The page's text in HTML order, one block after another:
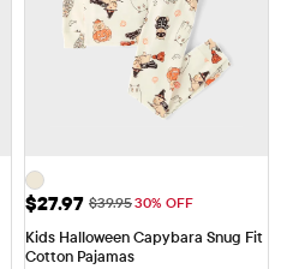
Precio de venta: $27.97
$27.97 Precio original: $39.95
$39.9530% OFF
Kids Halloween Capybara Snug Fit
Cotton Pajamas